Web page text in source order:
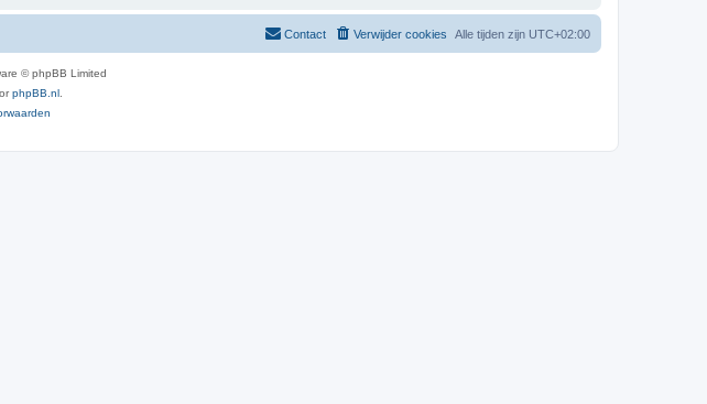
Alle tijden zijn UTC+02:00
Verwijder cookies
Contact
© phpBB Limited
phpBB.nl